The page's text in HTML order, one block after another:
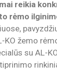
reikia
rėmo
KO žemo
su AL-